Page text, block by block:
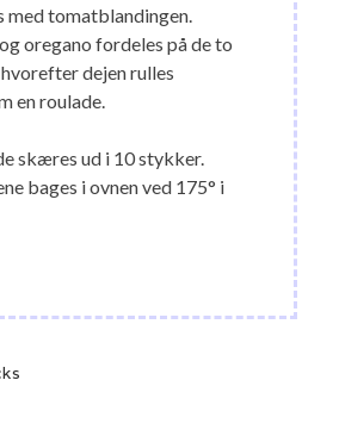
med tomatblandingen.
oregano fordeles på de to
dejen rulles
en roulade.
skæres ud i 10 stykker.
bages i ovnen ved 175° i